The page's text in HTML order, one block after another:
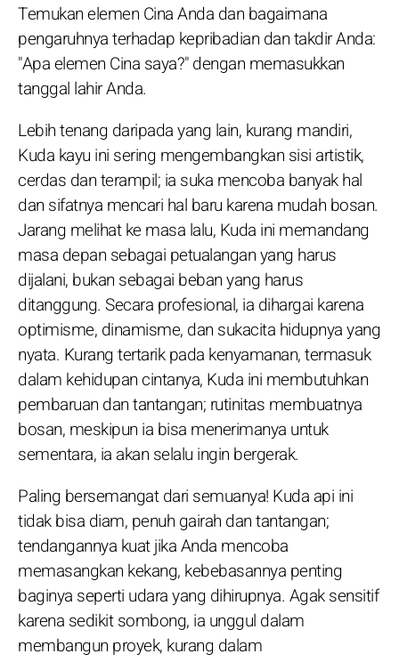
Temukan elemen Cina Anda dan bagaimana
pengaruhnya terhadap kepribadian dan takdir Anda:
"Apa elemen Cina saya?" dengan memasukkan
tanggal lahir Anda.
Lebih tenang daripada yang lain, kurang mandiri,
Kuda kayu ini sering mengembangkan sisi artistik,
cerdas dan terampil; ia suka mencoba banyak hal
dan sifatnya mencari hal baru karena mudah bosan.
Jarang melihat ke masa lalu, Kuda ini memandang
masa depan sebagai petualangan yang harus
dijalani, bukan sebagai beban yang harus
ditanggung. Secara profesional, ia dihargai karena
optimisme, dinamisme, dan sukacita hidupnya yang
nyata. Kurang tertarik pada kenyamanan, termasuk
dalam kehidupan cintanya, Kuda ini membutuhkan
pembaruan dan tantangan; rutinitas membuatnya
bosan, meskipun ia bisa menerimanya untuk
sementara, ia akan selalu ingin bergerak.
Paling bersemangat dari semuanya! Kuda api ini
tidak bisa diam, penuh gairah dan tantangan;
tendangannya kuat jika Anda mencoba
memasangkan kekang, kebebasannya penting
baginya seperti udara yang dihirupnya. Agak sensitif
karena sedikit sombong, ia unggul dalam
membangun proyek, kurang dalam